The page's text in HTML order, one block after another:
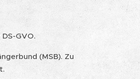
GVO.
(MSB). Zu